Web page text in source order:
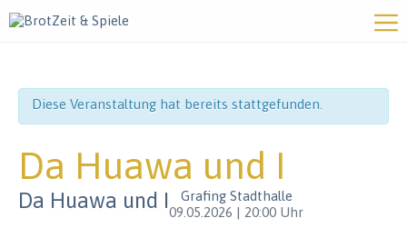
Diese Veranstaltung hat bereits stattgefunden.
Da Huawa und I
Da Huawa und I
Grafing Stadthalle
09.05.2026 | 20:00 Uhr